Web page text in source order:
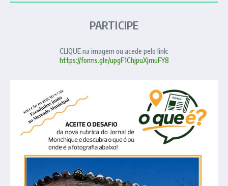
PARTICIPE
CLIQUE na imagem ou acede pelo link:
https://forms.gle/upgF1ChjpuXjmuFY8